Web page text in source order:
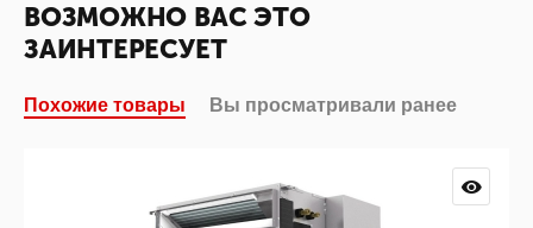
ВОЗМОЖНО ВАС ЭТО
ЗАИНТЕРЕСУЕТ
Похожие товары Вы просматривали ранее